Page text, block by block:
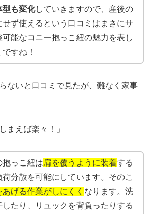
型も変化していきますので、産後の
せず使えるという口コミはまさにサ
可能なコニー抱っこ紐の魅力を表し
すね！
ないと口コミで見たが、難なく家事
まえば楽々！」
抱っこ紐は肩を覆うように装着する
荷分散を可能にしています。そのこ
あげる作業がしにくく なります。洗
したり、リュックを背負ったりする